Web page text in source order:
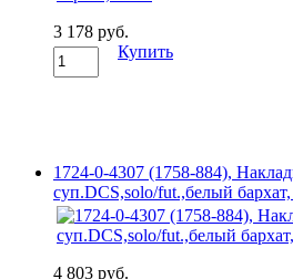
3 178 руб.
Купить
1724-0-4307 (1758-884),
суп.DCS,solo/fut.,белый
4 803 руб.